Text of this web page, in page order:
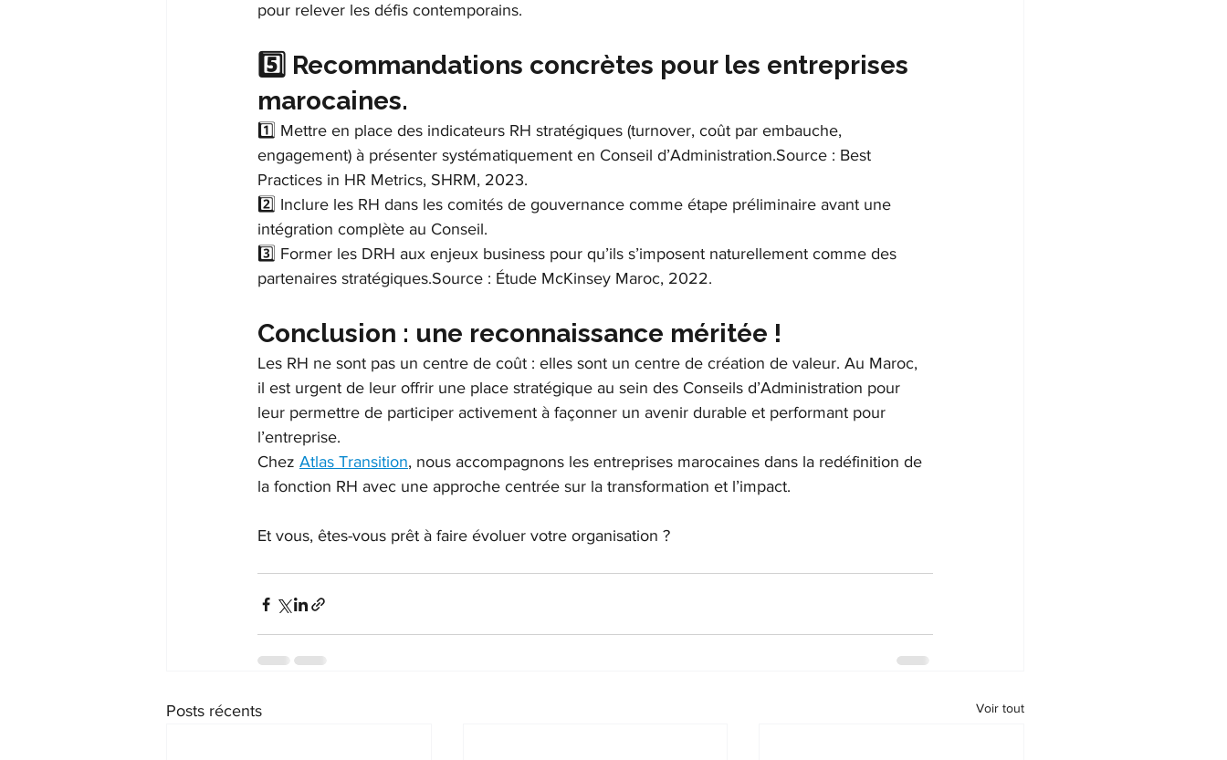
pour relever les défis contemporains.
5️⃣ Recommandations concrètes pour les entreprises
marocaines.
1️⃣ Mettre en place des indicateurs RH stratégiques (turnover, coût par embauche,
engagement) à présenter systématiquement en Conseil d’Administration.Source : Best
Practices in HR Metrics, SHRM, 2023.
2️⃣ Inclure les RH dans les comités de gouvernance comme étape préliminaire avant une
intégration complète au Conseil.
3️⃣ Former les DRH aux enjeux business pour qu’ils s’imposent naturellement comme des
partenaires stratégiques.Source : Étude McKinsey Maroc, 2022.
Conclusion : une reconnaissance méritée !
Les RH ne sont pas un centre de coût : elles sont un centre de création de valeur. Au Maroc,
il est urgent de leur offrir une place stratégique au sein des Conseils d’Administration pour
leur permettre de participer activement à façonner un avenir durable et performant pour
l’entreprise.
Chez Atlas Transition, nous accompagnons les entreprises marocaines dans la redéfinition de
la fonction RH avec une approche centrée sur la transformation et l’impact.
Et vous, êtes-vous prêt à faire évoluer votre organisation ?
Posts récents Voir tout